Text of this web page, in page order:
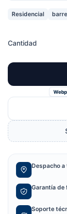
Residencial
Cantidad
Despacho
Garantía de
Soporte